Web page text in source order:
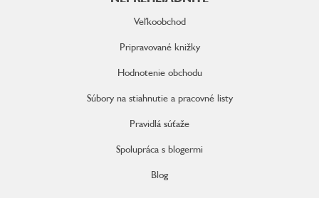
Veľkoobchod
Pripravované knižky
Hodnotenie obchodu
Súbory na stiahnutie a pracovné listy
Pravidlá súťaže
Spolupráca s blogermi
Blog